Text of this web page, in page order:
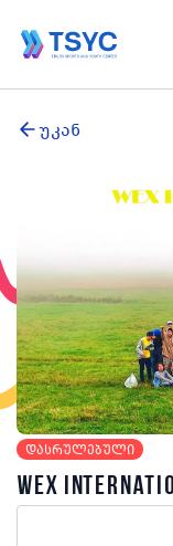
უკან
დასრულებული
WEX